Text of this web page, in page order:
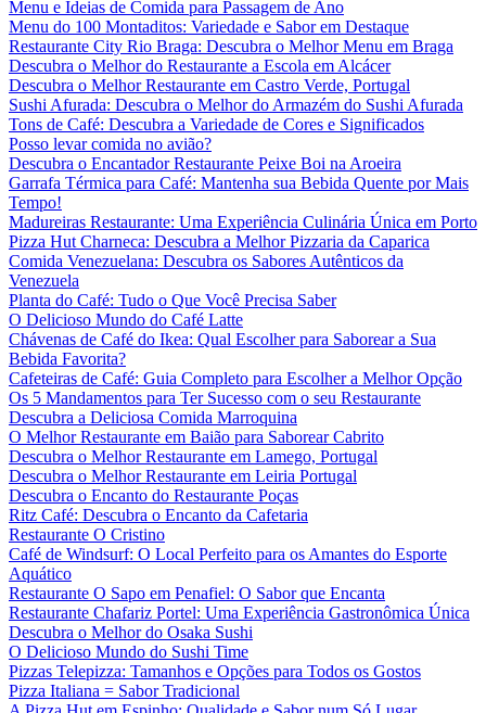
Menu e Ideias de Comida para Passagem de Ano
Menu do 100 Montaditos: Variedade e Sabor em Destaque
Restaurante City Rio Braga: Descubra o Melhor Menu em Braga
Descubra o Melhor do Restaurante a Escola em Alcácer
Descubra o Melhor Restaurante em Castro Verde, Portugal
Sushi Afurada: Descubra o Melhor do Armazém do Sushi Afurada
Tons de Café: Descubra a Variedade de Cores e Significados
Posso levar comida no avião?
Descubra o Encantador Restaurante Peixe Boi na Aroeira
Garrafa Térmica para Café: Mantenha sua Bebida Quente por Mais
Tempo!
Madureiras Restaurante: Uma Experiência Culinária Única em Porto
Pizza Hut Charneca: Descubra a Melhor Pizzaria da Caparica
Comida Venezuelana: Descubra os Sabores Autênticos da
Venezuela
Planta do Café: Tudo o Que Você Precisa Saber
O Delicioso Mundo do Café Latte
Chávenas de Café do Ikea: Qual Escolher para Saborear a Sua
Bebida Favorita?
Cafeteiras de Café: Guia Completo para Escolher a Melhor Opção
Os 5 Mandamentos para Ter Sucesso com o seu Restaurante
Descubra a Deliciosa Comida Marroquina
O Melhor Restaurante em Baião para Saborear Cabrito
Descubra o Melhor Restaurante em Lamego, Portugal
Descubra o Melhor Restaurante em Leiria Portugal
Descubra o Encanto do Restaurante Poças
Ritz Café: Descubra o Encanto da Cafetaria
Restaurante O Cristino
Café de Windsurf: O Local Perfeito para os Amantes do Esporte
Aquático
Restaurante O Sapo em Penafiel: O Sabor que Encanta
Restaurante Chafariz Portel: Uma Experiência Gastronômica Única
Descubra o Melhor do Osaka Sushi
O Delicioso Mundo do Sushi Time
Pizzas Telepizza: Tamanhos e Opções para Todos os Gostos
Pizza Italiana = Sabor Tradicional